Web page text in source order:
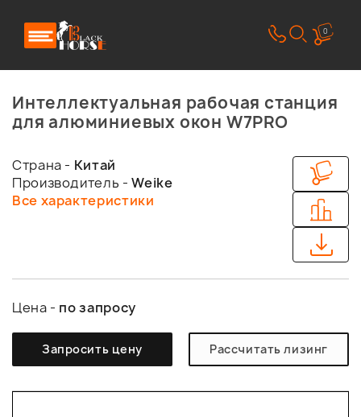
0
Интеллектуальная рабочая станция
для алюминиевых окон W7PRO
Страна - Китай
Производитель -Weike
Все характеристики
Цена - по запросу
Запросить цену Рассчитать лизинг